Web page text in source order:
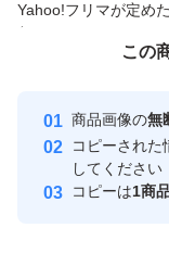
Yahoo!フリマが定め
付与しています
安心取引出品者
取引実績
この
商品画像の無
コピーされた
してください
コピーは1商
この商品をみてい